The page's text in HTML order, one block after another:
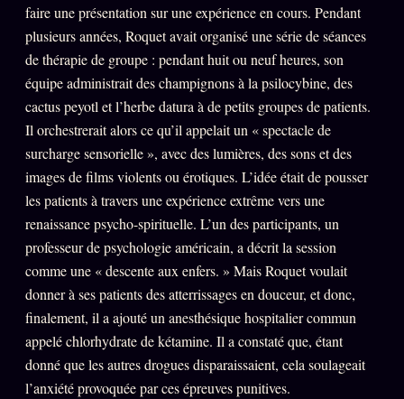
Oracle Anniversaire
Oracle Carte du Jour
Oracle Algorithme
Audit Social
LIVRES TRILOGIE + 2
KÉTAMINE2019
BRAQUAGE 2021
SUSPECTE 2022
Compte Suspendu2024
Les Limites
Le procès Brigitte Macron
faire une présentation sur une expérience en cours. Pendant
plusieurs années, Roquet avait organisé une série de séances
de thérapie de groupe : pendant huit ou neuf heures, son
équipe administrait des champignons à la psilocybine, des
cactus peyotl et l’herbe datura à de petits groupes de patients.
Il orchestrerait alors ce qu’il appelait un « spectacle de
surcharge sensorielle », avec des lumières, des sons et des
images de films violents ou érotiques. L’idée était de pousser
les patients à travers une expérience extrême vers une
renaissance psycho-spirituelle. L’un des participants, un
professeur de psychologie américain, a décrit la session
comme une « descente aux enfers. » Mais Roquet voulait
donner à ses patients des atterrissages en douceur, et donc,
finalement, il a ajouté un anesthésique hospitalier commun
appelé chlorhydrate de kétamine. Il a constaté que, étant
donné que les autres drogues disparaissaient, cela soulageait
l’anxiété provoquée par ces épreuves punitives.